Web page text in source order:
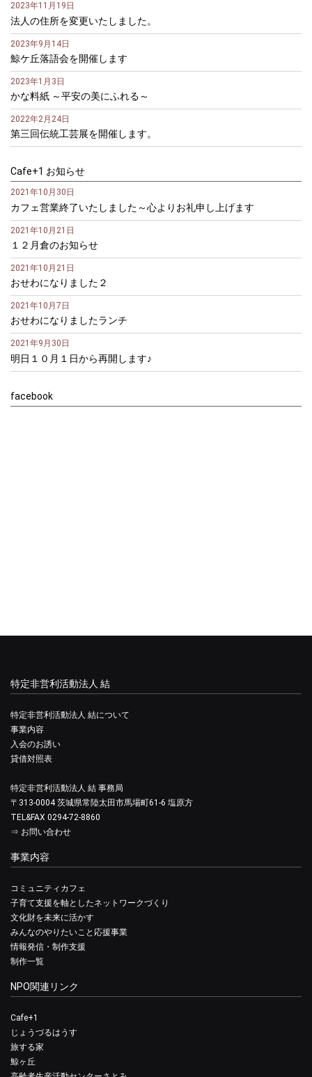
2023年11月19日
法人の住所を変更いたしました。
2023年9月14日
鯨ケ丘落語会を開催します
2023年1月3日
かな料紙 ～平安の美にふれる～
2022年2月24日
第三回伝統工芸展を開催します。
Cafe+1 お知らせ
2021年10月30日
カフェ営業終了いたしました～心よりお礼申し上げます
2021年10月21日
１２月倉のお知らせ
2021年10月21日
おせわになりました２
2021年10月7日
おせわになりましたランチ
2021年9月30日
明日１０月１日から再開します♪
facebook
特定非営利活動法人 結
特定非営利活動法人 結について
事業内容
入会のお誘い
貸借対照表
特定非営利活動法人 結 事務局
〒313-0004 茨城県常陸太田市馬場町61-6 塩原方
TEL&FAX 0294-72-8860
⇒ お問い合わせ
事業内容
コミュニティカフェ
子育て支援を軸としたネットワークづくり
文化財を未来に活かす
みんなのやりたいこと応援事業
情報発信・制作支援
制作一覧
NPO関連リンク
Cafe+1
じょうづるはうす
旅する家
鯨ヶ丘